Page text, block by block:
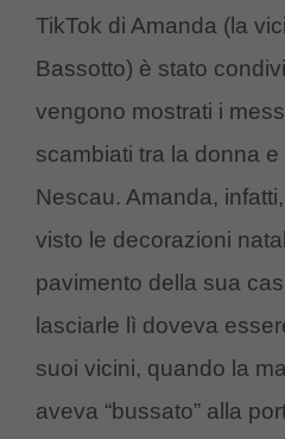
TikTok di Amanda (la
Bassotto) è stato
vengono mostrati i
scambiati tra la donna e
Nescau. Amanda,
visto le decorazioni
pavimento della sua
lasciarle lì doveva
suoi vicini, quando la
aveva “bussato” alla